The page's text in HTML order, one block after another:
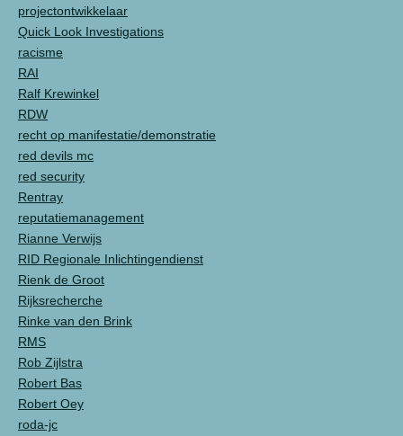
projectontwikkelaar
Quick Look Investigations
racisme
RAI
Ralf Krewinkel
RDW
recht op manifestatie/demonstratie
red devils mc
red security
Rentray
reputatiemanagement
Rianne Verwijs
RID Regionale Inlichtingendienst
Rienk de Groot
Rijksrecherche
Rinke van den Brink
RMS
Rob Zijlstra
Robert Bas
Robert Oey
roda-jc